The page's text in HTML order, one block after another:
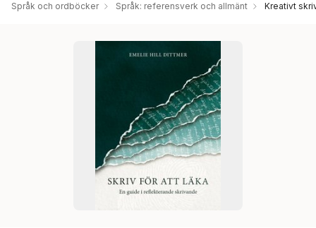
Språk och ordböcker Språk: referensverk och allmänt Kreativt